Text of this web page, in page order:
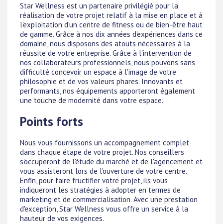
Star Wellness est un partenaire privilégié pour la
réalisation de votre projet relatif à la mise en place et à
l'exploitation d'un centre de fitness ou de bien-être haut
de gamme. Grâce à nos dix années d'expériences dans ce
domaine, nous disposons des atouts nécessaires à la
réussite de votre entreprise. Grâce à l'intervention de
nos collaborateurs professionnels, nous pouvons sans
difficulté concevoir un espace à l'image de votre
philosophie et de vos valeurs phares. Innovants et
performants, nos équipements apporteront également
une touche de modernité dans votre espace.
Points forts
Nous vous fournissons un accompagnement complet
dans chaque étape de votre projet. Nos conseillers
s'occuperont de l'étude du marché et de l'agencement et
vous assisteront lors de l'ouverture de votre centre.
Enfin, pour faire fructifier votre projet, ils vous
indiqueront les stratégies à adopter en termes de
marketing et de commercialisation. Avec une prestation
d'exception, Star Wellness vous offre un service à la
hauteur de vos exigences.